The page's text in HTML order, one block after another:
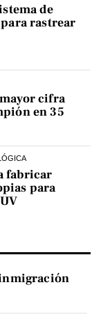
de
rastrear
cifra
en 35
fabricar
para